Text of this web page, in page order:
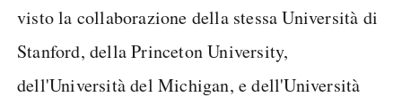
visto la collaborazione della stessa Università di
Stanford, della Princeton University,
dell'Università del Michigan, e dell'Università